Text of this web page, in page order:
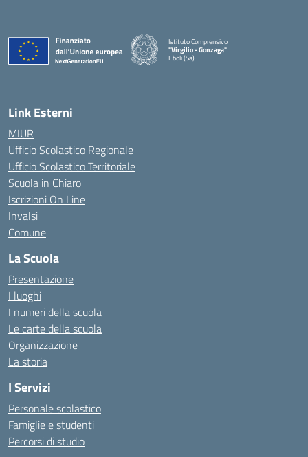
Istituto Comprensivo
"Virgilio - Gonzaga"
Eboli (Sa)
Link Esterni
MIUR
Ufficio Scolastico Regionale
Ufficio Scolastico Territoriale
Scuola in Chiaro
Iscrizioni On Line
Invalsi
Comune
La Scuola
Presentazione
I luoghi
I numeri della scuola
Le carte della scuola
Organizzazione
La storia
I Servizi
Personale scolastico
Famiglie e studenti
Percorsi di studio